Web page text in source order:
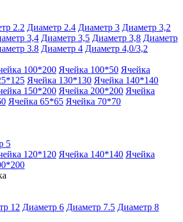
2.2 Диаметр 2.4 Диаметр 3 Диаметр 3,2
3,4 Диаметр 3,5 Диаметр 3,8 Диаметр
3.8 Диаметр 4 Диаметр 4,0/3,2
100*200 Ячейка 100*50 Ячейка
Ячейка 130*130 Ячейка 140*140
150*200 Ячейка 200*200 Ячейка
Ячейка 65*65 Ячейка 70*70
5
120*120 Ячейка 140*140 Ячейка
12 Диаметр 6 Диаметр 7.5 Диаметр 8